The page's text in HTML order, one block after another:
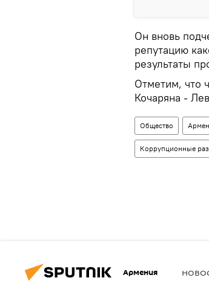
Он вновь
репутацию
результаты
Отметим, что
Кочаряна -
Общество
Коррупционные
Армения